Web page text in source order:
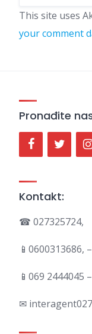
This site uses
your comment
Pronađite
Kontakt:
☎ 027325724,
📱0600313686,
📱069 2444045
✉